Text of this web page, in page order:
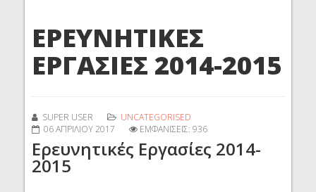
ΕΡΕΥΝΗΤΙΚΕΣ
ΕΡΓΑΣΙΕΣ 2014-2015
SUPER USER
UNCATEGORISED
06 ΑΠΡΙΛΊΟΥ 2017
ΕΜΦΑΝΊΣΕΙΣ: 936
Ερευνητικές Εργασίες 2014-
2015